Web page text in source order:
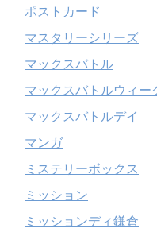
ポストカード
マスタリーシリーズ
マックスバトル
マックスバトルウィー
マックスバトルデイ
マンガ
ミステリーボックス
ミッション
ミッションディ鎌倉